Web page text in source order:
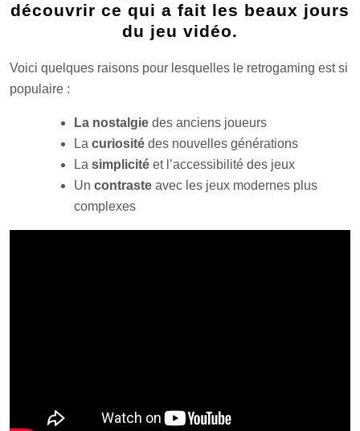
découvrir ce qui a fait les beaux jours
du jeu vidéo.
Voici quelques raisons pour lesquelles le retrogaming est si
populaire :
La nostalgie des anciens joueurs
La curiosité des nouvelles générations
La simplicité et l’accessibilité des jeux
Un contraste avec les jeux modernes plus
complexes